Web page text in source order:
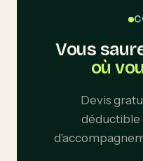
Vous
où
Devis
déductible